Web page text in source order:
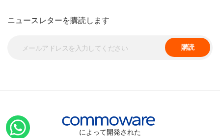
ニュースレターを購読します
購読
によって開発された